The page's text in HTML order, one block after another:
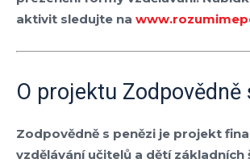
aktivit sledujte na
O projektu Zodpovědně
Zodpovědně s penězi je projekt
vzdělávání učitelů a dětí základních